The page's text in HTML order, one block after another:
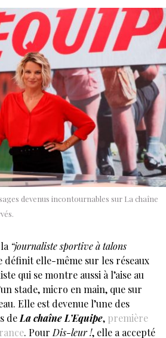
devenus incontournables sur La chaîne
“journaliste sportive à talons
définit elle-même sur les réseaux
qui se montre aussi à l’aise au
stade, micro en main, que sur
Elle est devenue l’une des
de La chaîne L’Equipe, première
. Pour Dis-leur !, elle a accepté